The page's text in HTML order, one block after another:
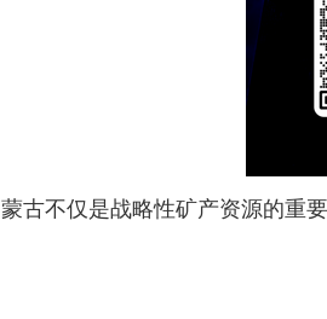
蒙古不仅是战略性矿产资源的重